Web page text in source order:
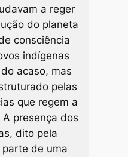
a reger
do planeta
consciência
indígenas
acaso, mas
pelas
que regem a
presença dos
dito pela
de uma